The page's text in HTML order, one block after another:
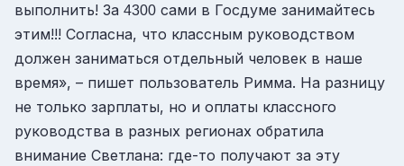
выполнить! За 4300 сами в Госдуме занимайтесь
этим!!! Согласна, что классным руководством
должен заниматься отдельный человек в наше
время», – пишет пользователь Римма. На разницу
не только зарплаты, но и оплаты классного
руководства в разных регионах обратила
внимание Светлана: где-то получают за эту